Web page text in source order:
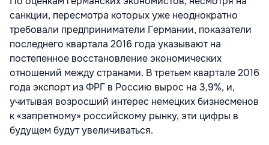
санкции, пересмотра которых уже неоднократно
требовали предприниматели Германии, показатели
последнего квартала 2016 года указывают на
постепенное восстановление экономических
отношений между странами. В третьем квартале 2016
года экспорт из ФРГ в Россию вырос на 3,9%, и,
учитывая возросший интерес немецких бизнесменов
к «запретному» российскому рынку, эти цифры в
будущем будут увеличиваться.